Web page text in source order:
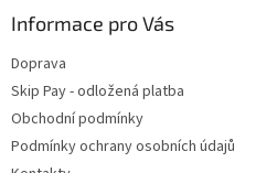
Informace pro Vás
Doprava
Skip Pay - odložená platba
Obchodní podmínky
Podmínky ochrany osobních údajů